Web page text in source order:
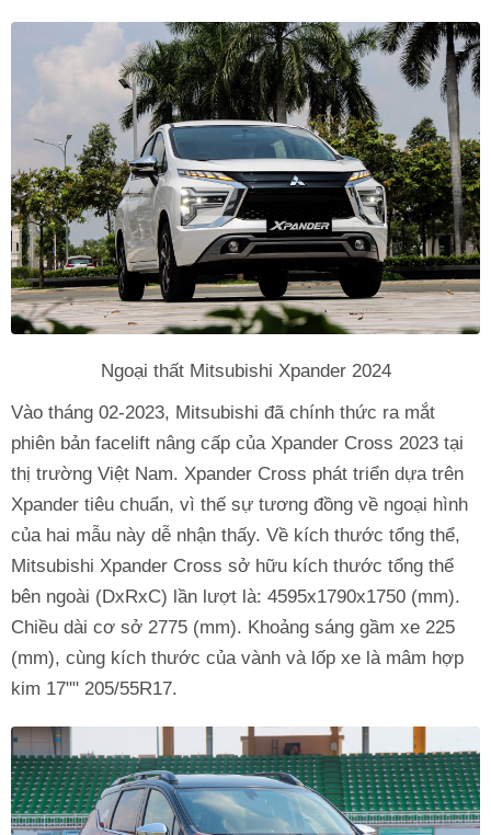
Ngoại thất Mitsubishi Xpander 2024
Vào tháng 02-2023, Mitsubishi đã chính thức ra mắt
phiên bản facelift nâng cấp của Xpander Cross 2023 tại
thị trường Việt Nam. Xpander Cross phát triển dựa trên
Xpander tiêu chuẩn, vì thế sự tương đồng về ngoại hình
của hai mẫu này dễ nhận thấy. Về kích thước tổng thể,
Mitsubishi Xpander Cross sở hữu kích thước tổng thể
bên ngoài (DxRxC) lần lượt là: 4595x1790x1750 (mm).
Chiều dài cơ sở 2775 (mm). Khoảng sáng gầm xe 225
(mm), cùng kích thước của vành và lốp xe là mâm hợp
kim 17"" 205/55R17.